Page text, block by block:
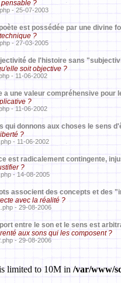
pensable ?
- 25-07-2003
est possédée par une divine
?
- 27-03-2005
de l'histoire sans
soit objective ?
- 11-06-2002
a une valeur compréhensive
?
- 11-06-2002
qui donnons aux choses le sens
?
- 11-06-2002
est radicalement contingente,
?
- 14-08-2005
associent des concepts et des
avec la réalité ?
- 29-08-2006
entre le son et le sens est
aux sons qui les composent ?
- 29-08-2006
limited to 10M in /var/www/